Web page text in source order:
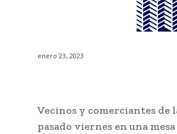
enero 23, 2023
Vecinos y comerciantes de
pasado viernes en una